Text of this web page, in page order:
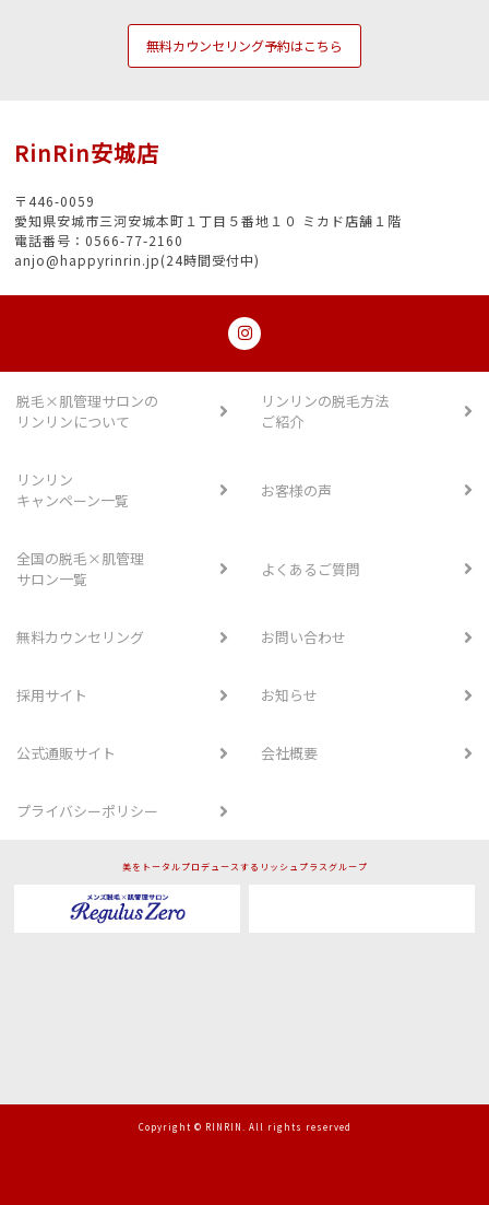
無料カウンセリング予約はこちら
RinRin安城店
〒446-0059
愛知県安城市三河安城本町１丁目５番地１０ ミカド店舗１階
電話番号：0566-77-2160
anjo@happyrinrin.jp(24時間受付中)
脱毛×肌管理サロンの
リンリンについて
リンリンの脱毛方法
ご紹介
リンリン
キャンペーン一覧
お客様の声
全国の脱毛×肌管理
サロン一覧
よくあるご質問
無料カウンセリング お問い合わせ
採用サイト お知らせ
公式通販サイト 会社概要
プライバシーポリシー
美をトータルプロデュースするリッシュプラスグループ
Copyright © RINRIN. All rights reserved